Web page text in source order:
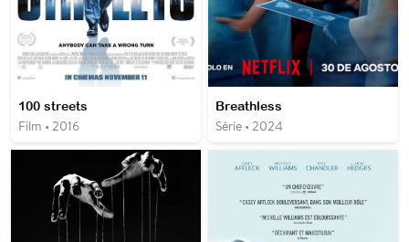
100 streets
Film • 2016
Breathless
Série • 2024